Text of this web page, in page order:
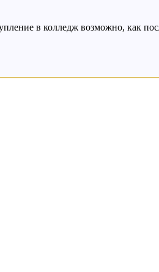
в колледж возможно, как